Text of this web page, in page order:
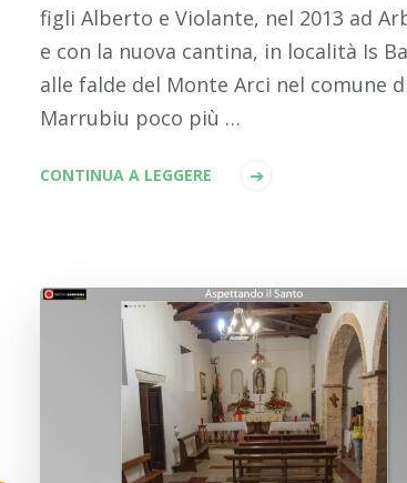
figli Alberto e Violante, nel 2013 ad
e con la nuova cantina, in località Is
alle falde del Monte Arci nel comune
Marrubiu poco più …
CONTINUA A LEGGERE